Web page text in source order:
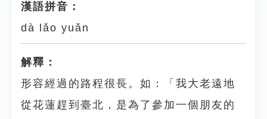
漢語拼音：
dà lǎo yuǎn
解釋：
形容經過的路程很長。如：「我大老遠地
從花蓮趕到臺北，是為了參加一個朋友的